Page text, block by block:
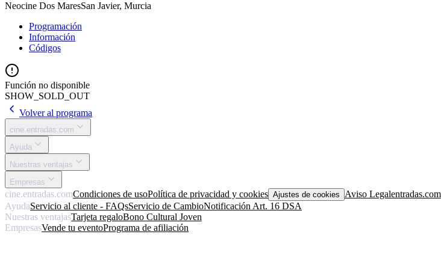
Neocine Dos MaresSan Javier, Murcia
Programación
Información
Códigos
Función no disponible
SHOW_SOLD_OUT
Volver al programa
cine.entradas.com
Ayuda
Nuestras ventajas
Empresas
cine.entradas.comCondiciones de usoPolítica de privacidad y cookies Ajustes de cookies Aviso Legalentradas.com
AyudaServicio al cliente - FAQsServicio de CambioNotificación Art. 16 DSA
Nuestras ventajasTarjeta regaloBono Cultural Joven
EmpresasVende tu eventoPrograma de afiliación